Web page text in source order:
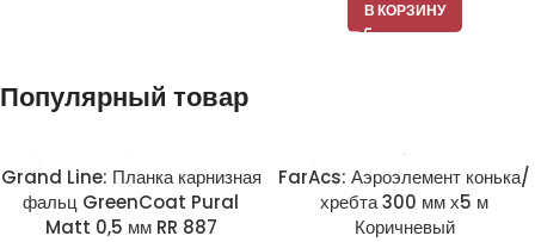
В КОРЗИНУ
Популярный товар
Grand Line: Планка карнизная
фальц GreenCoat Pural
Matt 0,5 мм RR 887
FarAcs: Аэроэлемент конька/
хребта 300 мм х5 м
Коричневый